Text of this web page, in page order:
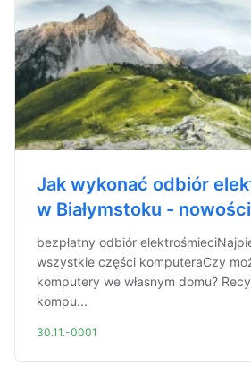
Jak wykonać odbiór
w Białymstoku -
bezpłatny odbiór
wszystkie części komputeraCzy
komputery we własnym domu?
kompu...
30.11.-0001